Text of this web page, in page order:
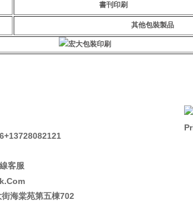
書刊印刷
其他包裝製品
客服
海棠苑第五棟702